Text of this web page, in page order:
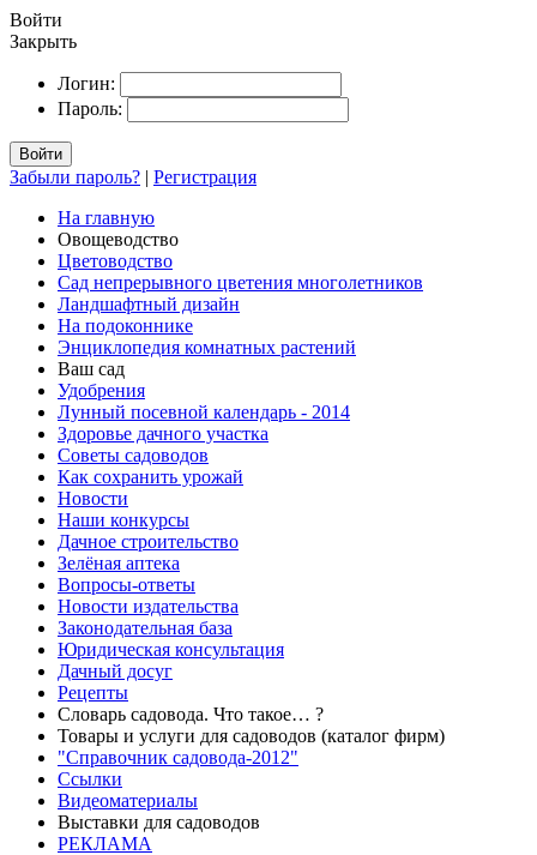
Войти
Закрыть
Логин:
Пароль:
Войти
Забыли пароль? | Регистрация
На главную
Овощеводство
Цветоводство
Сад непрерывного цветения многолетников
Ландшафтный дизайн
На подоконнике
Энциклопедия комнатных растений
Ваш сад
Удобрения
Лунный посевной календарь - 2014
Здоровье дачного участка
Советы садоводов
Как сохранить урожай
Новости
Наши конкурсы
Дачное строительство
Зелёная аптека
Вопросы-ответы
Новости издательства
Законодательная база
Юридическая консультация
Дачный досуг
Рецепты
Словарь садовода. Что такое… ?
Товары и услуги для садоводов (каталог фирм)
"Справочник садовода-2012"
Ссылки
Видеоматериалы
Выставки для садоводов
РЕКЛАМА